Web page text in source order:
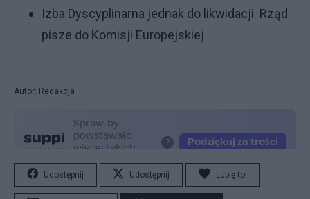
Izba Dyscyplinarna jednak do likwidacji. Rząd
pisze do Komisji Europejskiej
Autor: Redakcja
Udostępnij Udostępnij Lubię to!